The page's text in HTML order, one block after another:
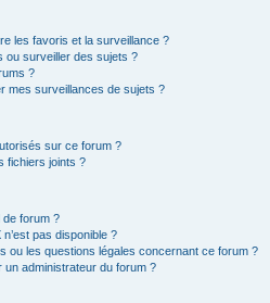
les favoris et la surveillance ?
ou surveiller des sujets ?
?
mes surveillances de sujets ?
sur ce forum ?
fichiers joints ?
de forum ?
pas disponible ?
ou les questions légales concernant ce forum ?
administrateur du forum ?